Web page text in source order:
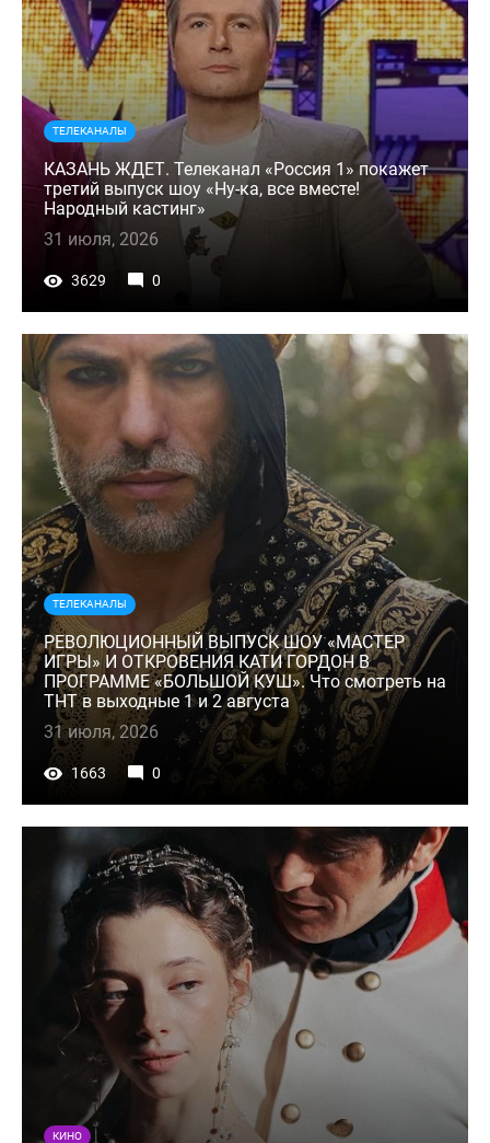
ТЕЛЕКАНАЛЫ
КАЗАНЬ ЖДЕТ. Телеканал «Россия 1» покажет
третий выпуск шоу «Ну-ка, все вместе!
Народный кастинг»
31 июля, 2026
3629 0
ТЕЛЕКАНАЛЫ
РЕВОЛЮЦИОННЫЙ ВЫПУСК ШОУ «МАСТЕР
ИГРЫ» И ОТКРОВЕНИЯ КАТИ ГОРДОН В
ПРОГРАММЕ «БОЛЬШОЙ КУШ». Что смотреть на
ТНТ в выходные 1 и 2 августа
31 июля, 2026
1663 0
КИНО